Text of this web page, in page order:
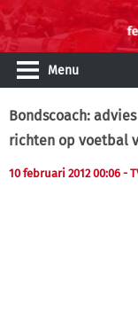
Menu
Bondscoach:
richten op voetbal
10 februari 2012 00:06 -